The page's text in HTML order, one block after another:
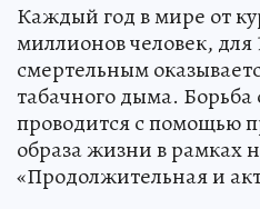
Каждый год в мире от
миллионов человек,
смертельным
табачного дыма. Борьба
проводится с помощью
образа жизни в рамках
«Продолжительная и